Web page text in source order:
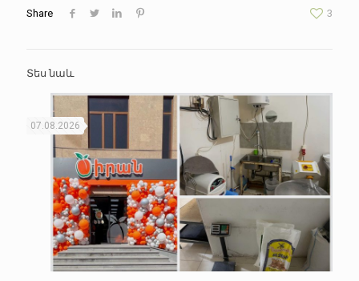
Share 3
Տես նաև
07.08.2026